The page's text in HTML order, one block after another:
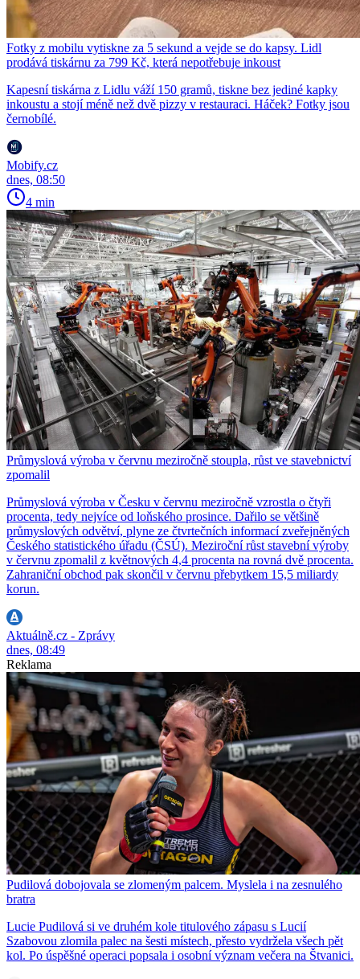
Fotky z mobilu vytiskne za 5 sekund a vejde se do kapsy. Lidl
prodává tiskárnu za 799 Kč, která nepotřebuje inkoust
Kapesní tiskárna z Lidlu váží 150 gramů, tiskne bez jediné kapky
inkoustu a stojí méně než dvě pizzy v restauraci. Háček? Fotky jsou
černobílé.
Mobify.cz
dnes, 08:50
4 min
Průmyslová výroba v červnu meziročně stoupla, růst ve stavebnictví
zpomalil
Průmyslová výroba v Česku v červnu meziročně vzrostla o čtyři
procenta, tedy nejvíce od loňského prosince. Dařilo se většině
průmyslových odvětví, plyne ze čtvrtečních informací zveřejněných
Českého statistického úřadu (ČSÚ). Meziroční růst stavební výroby
v červnu zpomalil z květnových 4,4 procenta na rovná dvě procenta.
Zahraniční obchod pak skončil v červnu přebytkem 15,5 miliardy
korun.
Aktuálně.cz - Zprávy
dnes, 08:49
Reklama
Pudilová dobojovala se zlomeným palcem. Myslela i na zesnulého
bratra
Lucie Pudilová si ve druhém kole titulového zápasu s Lucií
Szabovou zlomila palec na šesti místech, přesto vydržela všech pět
kol. Po úspěšné operaci popsala i osobní význam večera na Štvanici.